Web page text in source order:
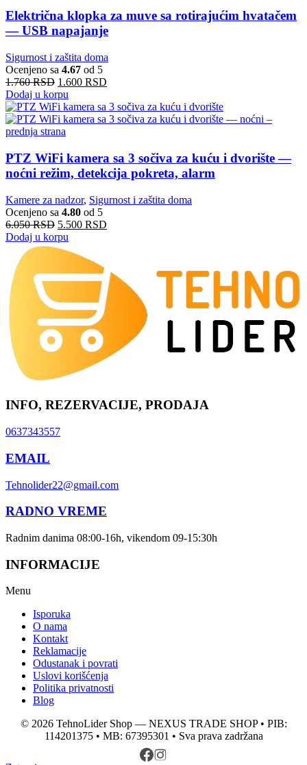
Električna klopka za muve sa rotirajućim hvatačem
— USB napajanje
Sigurnost i zaštita doma
Ocenjeno sa 4.67 od 5
1.760RSD 1.600 RSD
Dodaj u korpu
PTZ WiFi kamera sa 3 sočiva za kuću i dvorište —
noćni režim, detekcija pokreta, alarm
Kamere za nadzor, Sigurnost i zaštita doma
Ocenjeno sa 4.80 od 5
6.050RSD 5.500 RSD
Dodaj u korpu
INFO, REZERVACIJE, PRODAJA
0637343557
EMAIL
Tehnolider22@gmail.com
RADNO VREME
Radnim danima 08:00-16h, vikendom 09-15:30h
INFORMACIJE
Menu
Isporuka
O nama
Kontakt
Reklamacije
Odustanak i povrati
Uslovi korišćenja
Politika privatnosti
Blog
© 2026 TehnoLider Shop — NEXUS TRADE SHOP • PIB:
114201375 • MB: 67395301 • Sva prava zadržana